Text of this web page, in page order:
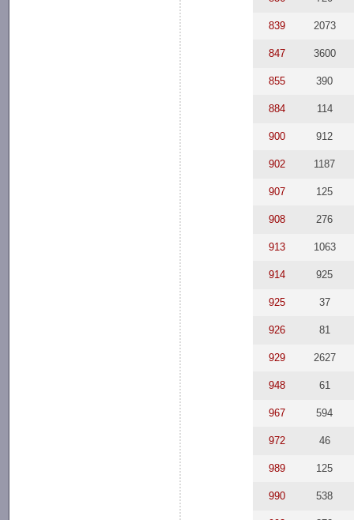
839 2073
847 3600
855 390
884 114
900 912
902 1187
907 125
908 276
913 1063
914 925
925 37
926 81
929 2627
948 61
967 594
972 46
989 125
990 538